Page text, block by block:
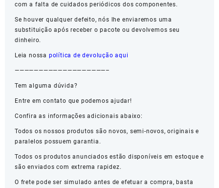
com a falta de cuidados periódicos dos componentes.
Se houver qualquer defeito, nós lhe enviaremos uma
substituição após receber o pacote ou devolvemos seu
dinheiro.
Leia nossa política de devolução aqui
———————————————————–
Tem alguma dúvida?
Entre em contato que podemos ajudar!
Confira as informações adicionais abaixo:
Todos os nossos produtos são novos, semi-novos, originais e
paralelos possuem garantia.
Todos os produtos anunciados estão disponíveis em estoque e
são enviados com extrema rapidez.
O frete pode ser simulado antes de efetuar a compra, basta